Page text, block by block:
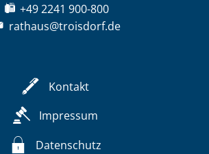
+49 2241 900-800
rathaus@troisdorf.de
Kontakt
Impressum
Datenschutz